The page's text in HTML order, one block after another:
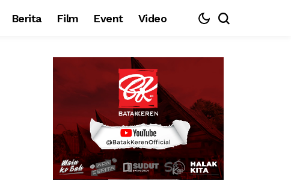
Berita Film Event Video